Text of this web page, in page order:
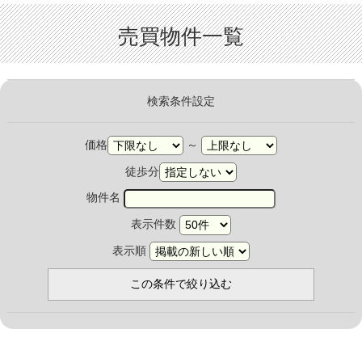
売買物件一覧
検索条件設定
価格 ～
徒歩分
物件名
表示件数
表示順